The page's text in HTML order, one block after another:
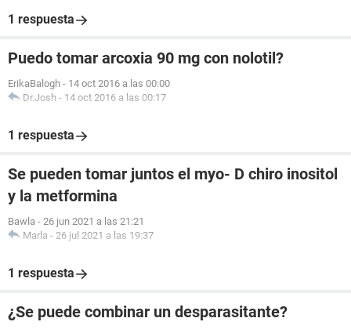
1 respuesta
Puedo tomar arcoxia 90 mg con nolotil?
ErikaBalogh - 14 oct 2016 a las 00:00
Dr.Josh - 14 oct 2016 a las 00:17
1 respuesta
Se pueden tomar juntos el myo- D chiro inositol
y la metformina
Bawla - 26 jun 2021 a las 21:21
Marla - 26 jul 2021 a las 19:37
1 respuesta
¿Se puede combinar un desparasitante?